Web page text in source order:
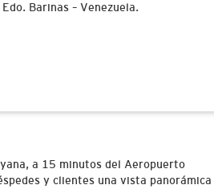
Barinas – Venezuela.
a 15 minutos del Aeropuerto
y clientes una vista panorámica